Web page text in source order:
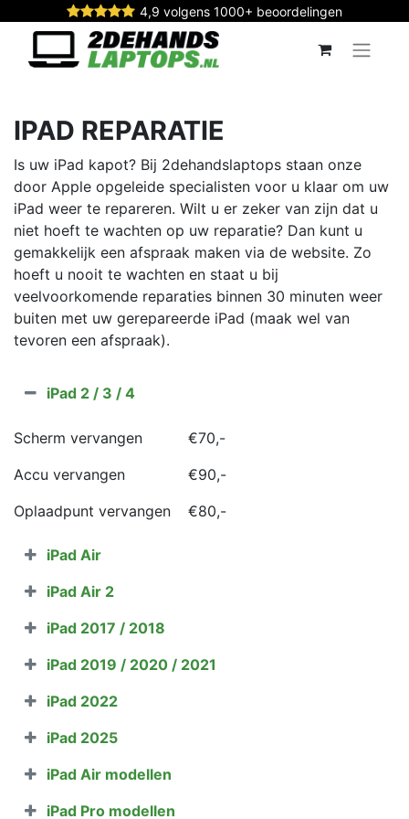
4,9 volgens 1000+ beoordelingen
IPAD REPARATIE
Is uw iPad kapot? Bij 2dehandslaptops staan onze
door Apple opgeleide specialisten voor u klaar om uw
iPad weer te repareren. Wilt u er zeker van zijn dat u
niet hoeft te wachten op uw reparatie? Dan kunt u
gemakkelijk een afspraak maken via de website. Zo
hoeft u nooit te wachten en staat u bij
veelvoorkomende reparaties binnen 30 minuten weer
buiten met uw gerepareerde iPad (maak wel van
tevoren een afspraak).
iPad 2 / 3 / 4
Scherm vervangen
​€70,-
Accu vervangen
​€90,-
Oplaadpunt vervangen
​€80,-
iPad Air
iPad Air 2
iPad 2017 / 2018
iPad 2019 / 2020 / 2021
iPad 2022
iPad 2025
iPad Air modellen
iPad Pro modellen